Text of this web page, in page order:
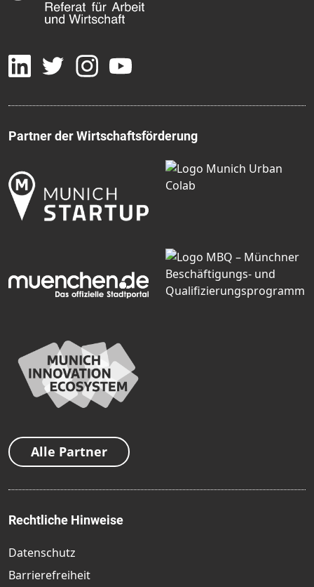
Partner der Wirtschaftsförderung
Alle Partner
Rechtliche Hinweise
Datenschutz
Barrierefreiheit